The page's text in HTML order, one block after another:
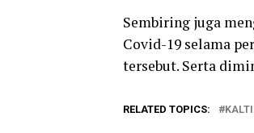
Sembiring juga
Covid-19 selama
tersebut. Serta
RELATED TOPICS: